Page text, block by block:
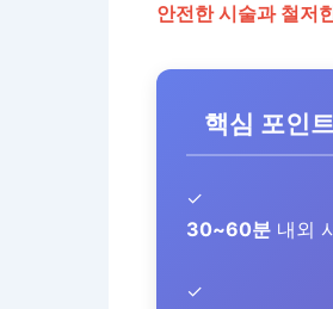
안전한 시술과 철저
핵심 포인
✓
30~60분 내외
✓